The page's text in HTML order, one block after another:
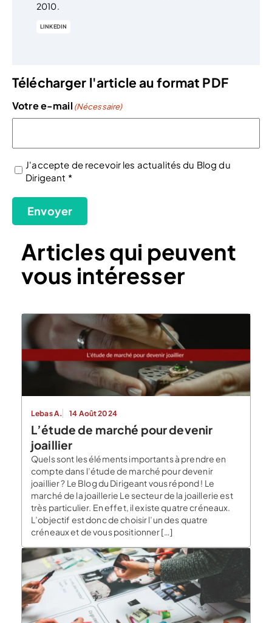
2010.
LINKEDIN
Télécharger l'article au format PDF
Votre e-mail (Nécessaire)
(Nécessaire)
J'accepte de recevoir les actualités du Blog du
Dirigeant *
Envoyer
Articles qui peuvent
vous intéresser
Lebas A. 14 Août 2024
L’étude de marché pour devenir
joaillier
Quels sont les éléments importants à prendre en
compte dans l’étude de marché pour devenir
joaillier ? Le Blog du Dirigeant vous répond ! Le
marché de la joaillerie Le secteur de la joaillerie est
très particulier. En effet, il existe quatre créneaux.
L’objectif est donc de choisir l’un des quatre
créneaux et de vous positionner […]